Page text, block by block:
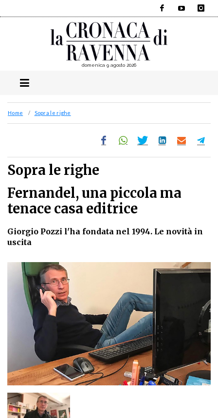
domenica 9 agosto 2026
Home Sopra le righe
Sopra le righe
Fernandel, una piccola ma
tenace casa editrice
Giorgio Pozzi l'ha fondata nel 1994. Le novità in
uscita